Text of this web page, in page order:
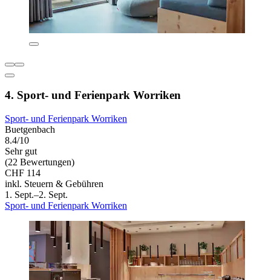
4. Sport- und Ferienpark Worriken
Sport- und Ferienpark Worriken
Buetgenbach
8.4/10
Sehr gut
(22 Bewertungen)
CHF 114
inkl. Steuern & Gebühren
1. Sept.–2. Sept.
Sport- und Ferienpark Worriken